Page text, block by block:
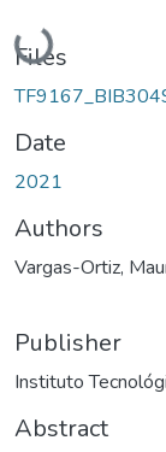
Loading...
Files
Date
2021
Authors
Vargas-Ortiz,
Publisher
Instituto
Abstract